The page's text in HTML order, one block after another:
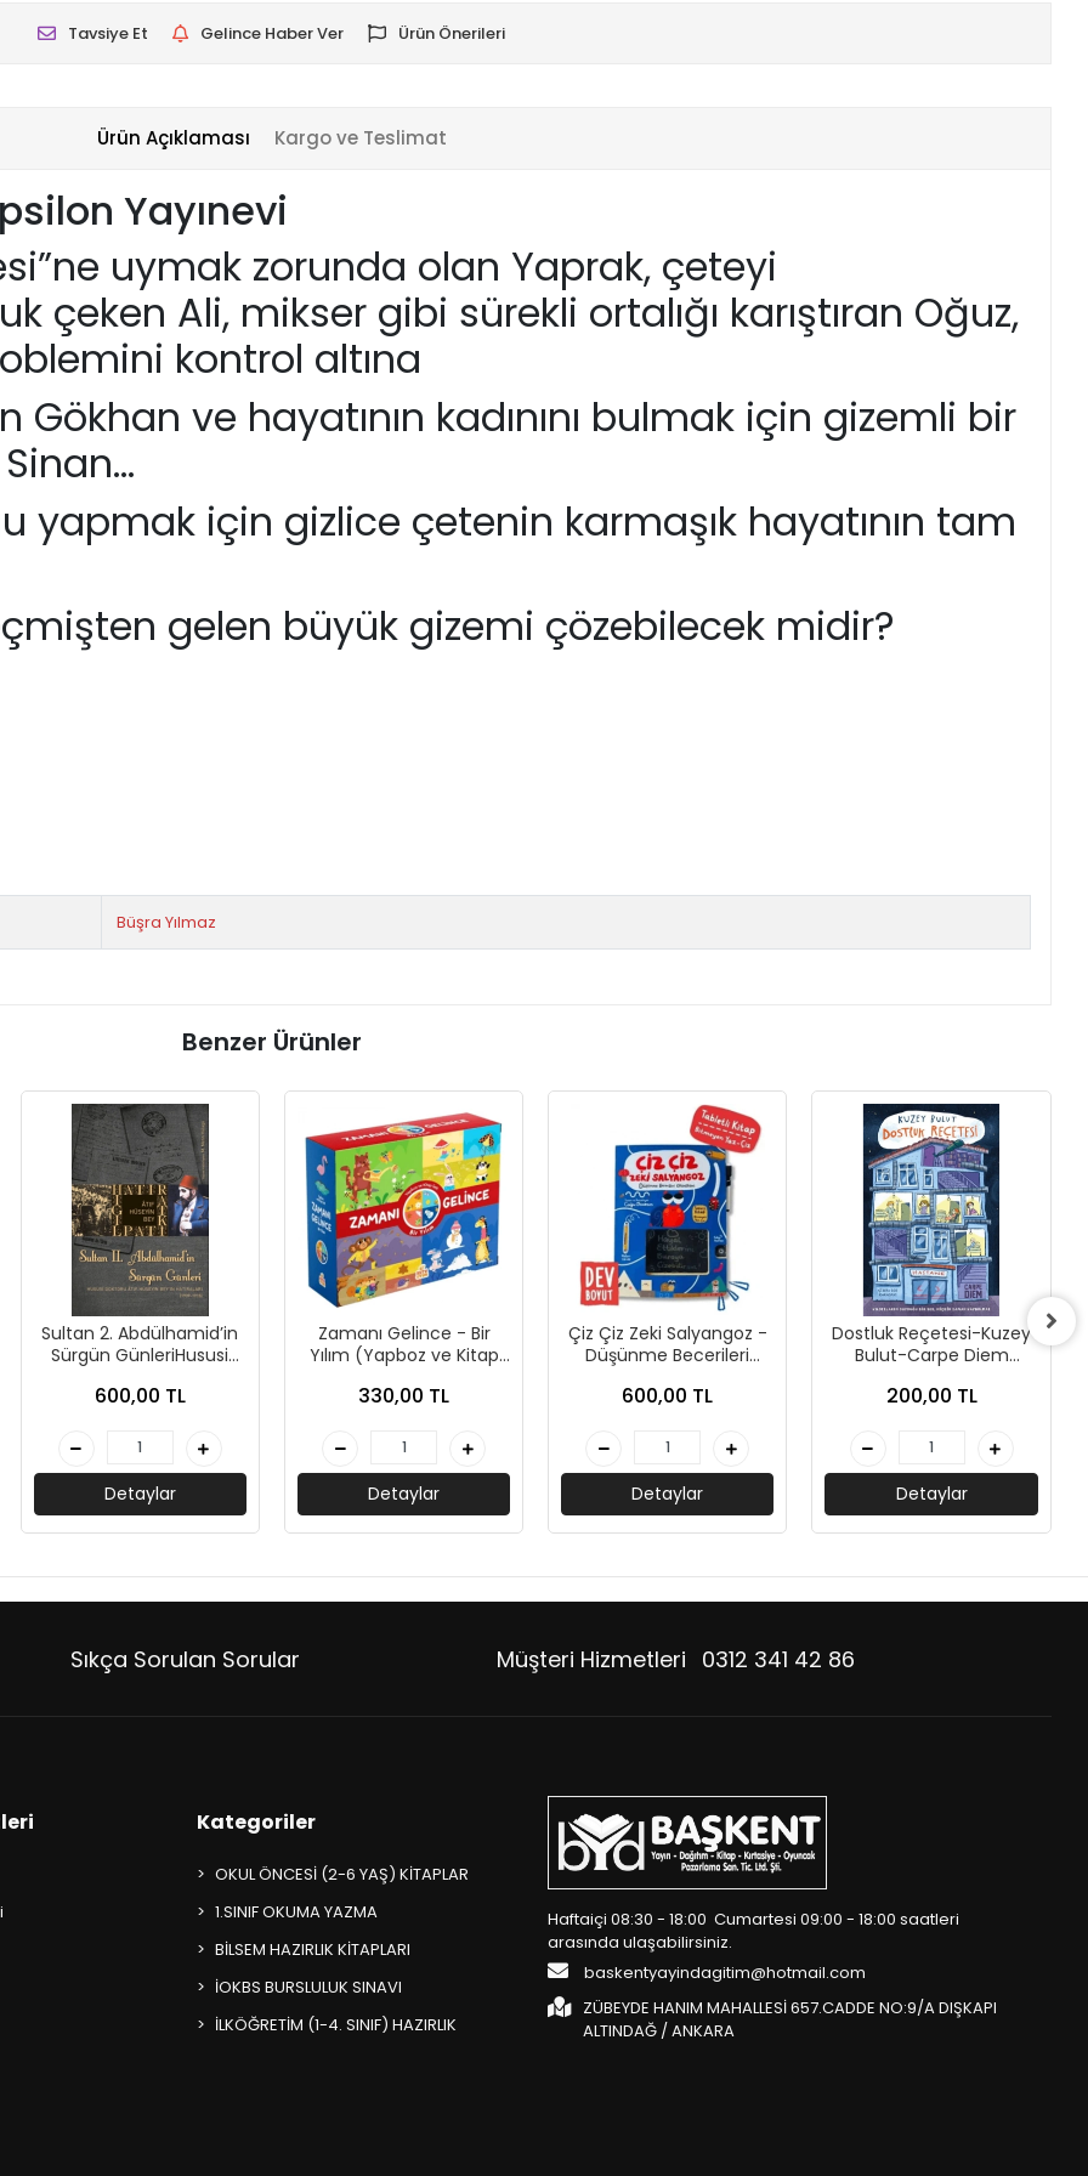
Tavsiye Et Gelince Haber Ver Ürün Önerileri
Ürün Açıklaması Kargo ve Teslimat
Yayınevi
uymak zorunda olan Yaprak, çeteyi
çeken Ali, mikser gibi sürekli ortalığı karıştıran Oğuz,
kontrol altına
ve hayatının kadınını bulmak için gizemli bir
yapmak için gizlice çetenin karmaşık hayatının tam
gelen büyük gizemi çözebilecek midir?
Büşra Yılmaz
Benzer Ürünler
Sultan 2. Abdülhamid’in
Sürgün GünleriHususi
Beyin Hatıraları (1909-
Tarih
600,00 TL
Detaylar
Zamanı Gelince - Bir
Yılım (Yapboz ve Kitap
Oyun
330,00 TL
Detaylar
Çiz Çiz Zeki Salyangoz -
Düşünme Becerileri
Sincap Kitap
600,00 TL
Detaylar
Dostluk Reçetesi-Kuzey
Bulut-Carpe Diem
200,00 TL
Detaylar
Sıkça Sorulan Sorular Müşteri Hizmetleri 0312 341 42 86
Kategoriler
OKUL ÖNCESİ (2-6 YAŞ) KİTAPLAR
1.SINIF OKUMA YAZMA
BİLSEM HAZIRLIK KİTAPLARI
İOKBS BURSLULUK SINAVI
İLKÖĞRETİM (1-4. SINIF) HAZIRLIK
Haftaiçi 08:30 - 18:00 Cumartesi 09:00 - 18:00 saatleri
arasında ulaşabilirsiniz.
baskentyayindagitim@hotmail.com
ZÜBEYDE HANIM MAHALLESİ 657.CADDE NO:9/A DIŞKAPI
ALTINDAĞ / ANKARA